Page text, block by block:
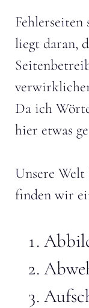
Fehlerseiten
liegt daran,
Da ich
hier etwas
Unsere
finden wir